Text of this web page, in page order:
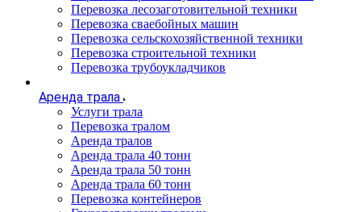
Перевозка лесозаготовительной техники
Перевозка сваебойных машин
Перевозка сельскохозяйственной техники
Перевозка строительной техники
Перевозка трубоукладчиков
Аренда трала
Услуги трала
Перевозка тралом
Аренда тралов
Аренда трала 40 тонн
Аренда трала 50 тонн
Аренда трала 60 тонн
Перевозка контейнеров